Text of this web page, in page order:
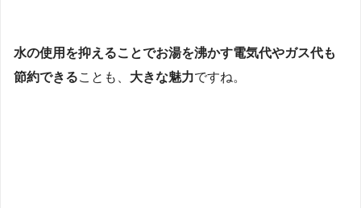
水の使用を抑えることでお湯を沸かす電気代やガス代も
節約できることも、 大きな魅力ですね。